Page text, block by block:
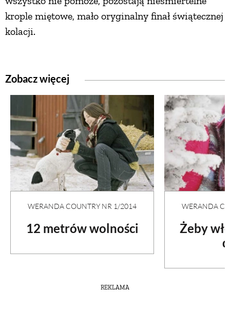
krople miętowe, mało oryginalny finał świątecznej
kolacji.
Zobacz więcej
WERANDA COUNTRY NR 1/2014
12 metrów wolności
WERANDA
Żeby
REKLAMA